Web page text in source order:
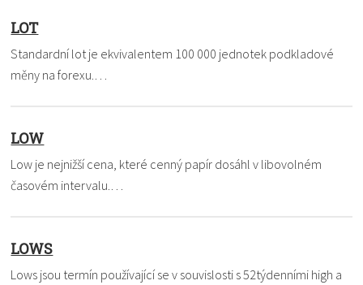
LOT
Standardní lot je ekvivalentem 100 000 jednotek podkladové
měny na forexu.…
LOW
Low je nejnižší cena, které cenný papír dosáhl v libovolném
časovém intervalu.…
LOWS
Lows jsou termín používající se v souvislosti s 52týdenními high a